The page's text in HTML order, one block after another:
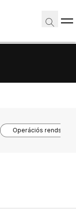
Operációs